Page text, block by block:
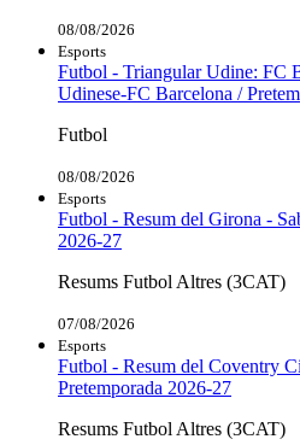
08/08/2026
Esports
Futbol - Triangular Udine: FC
Udinese-FC Barcelona /
Futbol
08/08/2026
Esports
Futbol - Resum del Girona -
2026-27
Resums Futbol Altres (3CAT)
07/08/2026
Esports
Futbol - Resum del Coventry
Pretemporada 2026-27
Resums Futbol Altres (3CAT)